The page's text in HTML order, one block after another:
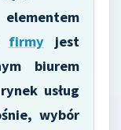
firmyjest
biurem
usług
wybór